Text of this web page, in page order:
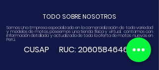
TODO SOBRE NOSOTROS
Somos Una Empresa especializado en la comercialización de toda variedad
y modelos de motos, poseemos una tienda física y virtual. contamos con
información detallada y actualizada de toda la oferta de motos nuevas en
Perú.
CUSAP RUC:20605846468